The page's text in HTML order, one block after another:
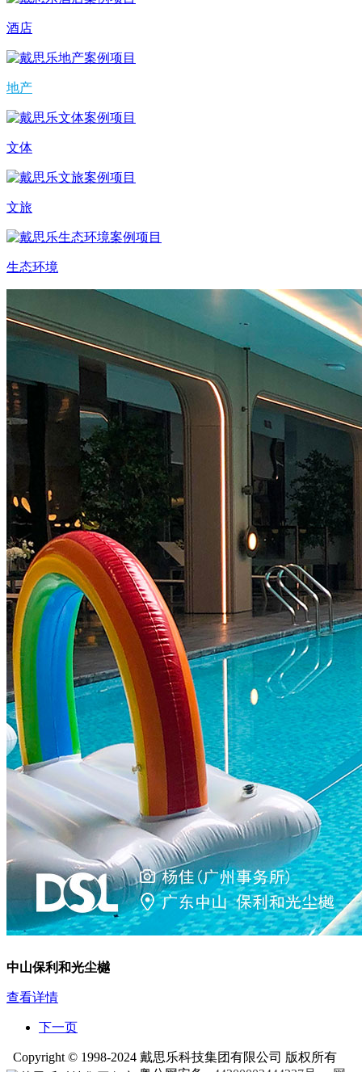
酒店
地产
文体
文旅
生态环境
中山保利和光尘樾
查看详情
下一页
Copyright © 1998-2024 戴思乐科技集团有限公司 版权所有